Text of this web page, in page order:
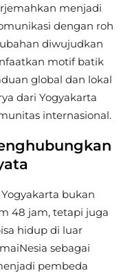
menjadi
dengan roh
diwujudkan
motif batik
global dan lokal
dari Yogyakarta
internasional.
bukan
48 jam, tetapi juga
hidup di luar
sebagai
pembeda